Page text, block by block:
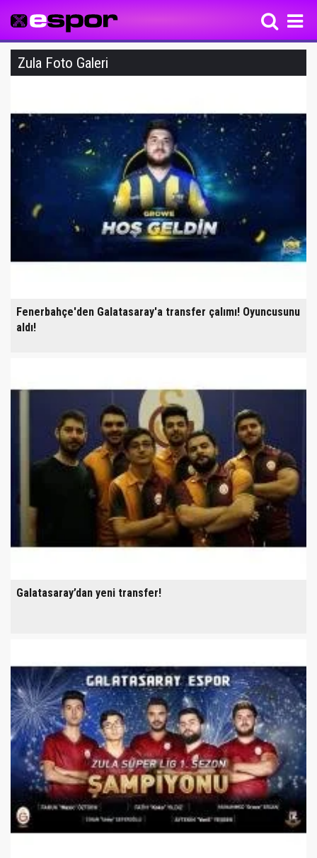
Zula Foto Galeri
Fenerbahçe'den Galatasaray'a transfer çalımı! Oyuncusunu
aldı!
Galatasaray’dan yeni transfer!